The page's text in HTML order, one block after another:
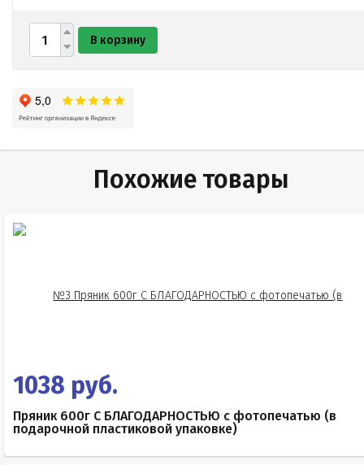
В корзину
Похожие товары
1038 руб.
Пряник 600г С БЛАГОДАРНОСТЬЮ с фотопечатью (в
подарочной пластиковой упаковке)